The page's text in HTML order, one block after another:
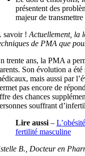
présentent des
majeur de
savoir ! Actuellement, la
de PMA que
trente ans, la PMA a
Son évolution a
mais aussi par
pas encore de
des chances
souffrant
Lire aussi–
fertilité masculine
B., Docteur en